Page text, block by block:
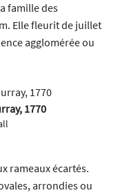
famille des
Elle fleurit de juillet
agglomérée ou
1770
rameaux écartés.
arrondies ou